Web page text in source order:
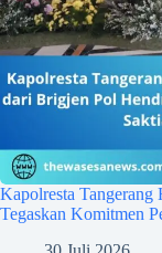
Kapolresta Tangerang
Tegaskan Komitmen